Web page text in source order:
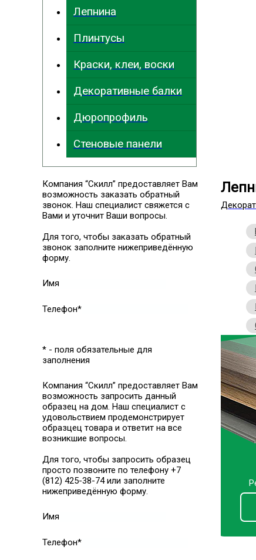
Лепнина
Плинтусы
Краски, клеи, воски
Декоративные балки
Дюропрофиль
Стеновые панели
Компания “Скилл” предоставляет Вам
возможность заказать обратный
звонок. Наш специалист свяжется с
Вами и уточнит Ваши вопросы.
Для того, чтобы заказать обратный
звонок заполните нижеприведённую
форму.
Имя
Телефон*
* - поля обязательные для
заполнения
Компания “Скилл” предоставляет Вам
возможность запросить данный
образец на дом. Наш специалист с
удовольствием продемонстрирует
образцец товара и ответит на все
возникшие вопросы.
Для того, чтобы запросить образец
просто позвоните по телефону +7
(812) 425-38-74 или заполните
нижеприведённую форму.
Имя
Телефон*